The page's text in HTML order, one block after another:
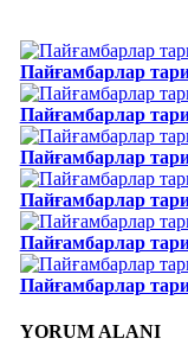
Пайғамбарлар
Пайғамбарлар
Пайғамбарлар
Пайғамбарлар
Пайғамбарлар
Пайғамбарлар
YORUM ALANI